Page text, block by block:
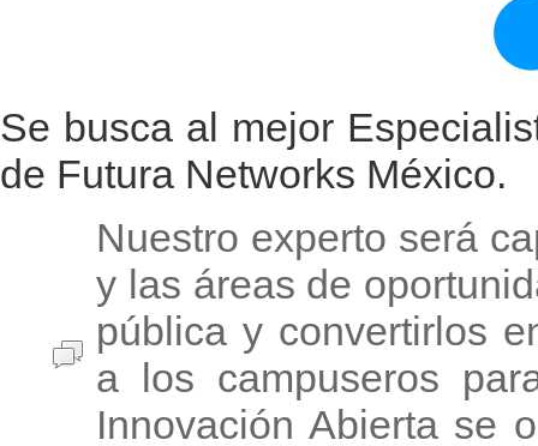
Se busca al mejor
de Futura Networks México.
Nuestro experto será
y las áreas de
pública y convertirlos
a los campuseros
Innovación Abierta se